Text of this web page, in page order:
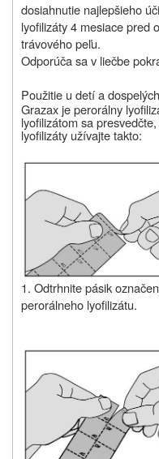
dosiahnutie najlepšieho
lyofilizáty 4 mesiace pred
trávového peľu.
Odporúča sa v liečbe
Použitie u detí a dospelých
Grazax je perorálny
lyofilizátom sa
lyofilizáty užívajte takto:
1. Odtrhnite pásik
perorálneho lyofilizátu.